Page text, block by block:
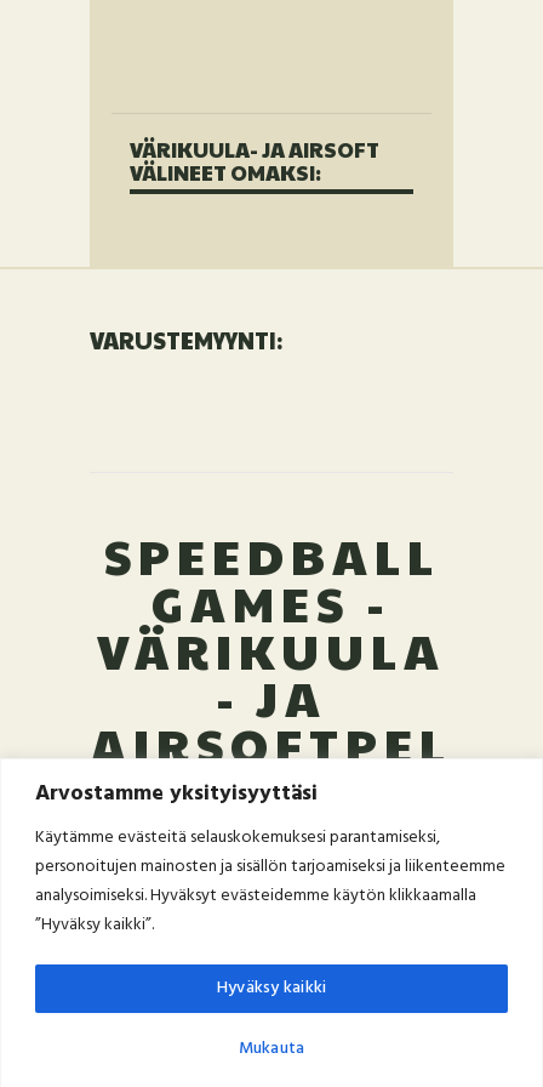
Arvostamme yksityisyyttäsi
Käytämme evästeitä selauskokemuksesi parantamiseksi,
personoitujen mainosten ja sisällön tarjoamiseksi ja liikenteemme
analysoimiseksi. Hyväksyt evästeidemme käytön klikkaamalla
”Hyväksy kaikki”.
Mukauta
Hyväksy kaikki
VÄRIKUULA- JA AIRSOFT
VÄLINEET OMAKSI:
VARUSTEMYYNTI:
SPEEDBALL
GAMES -
VÄRIKUULA
- JA
AIRSOFTPEL
IT JA
VARUSTEET
-
SPEEDBALL GAMES KY